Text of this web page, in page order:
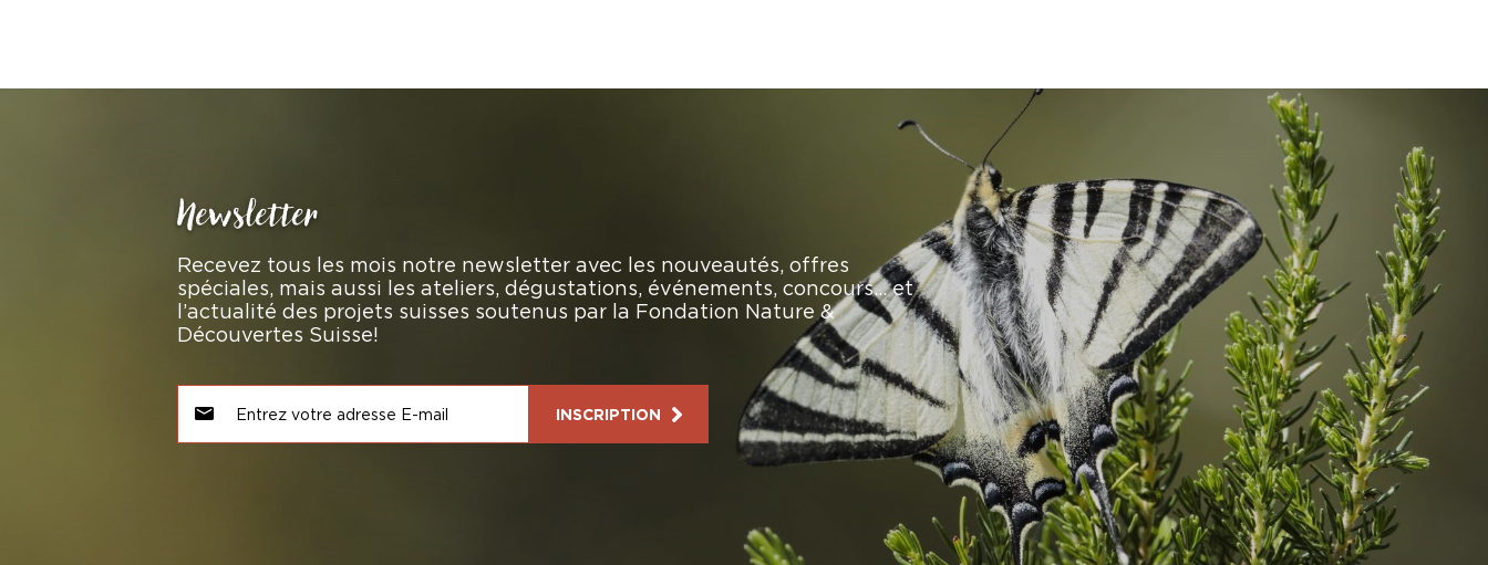
Newsletter
Recevez tous les mois notre newsletter avec les nouveautés, offres
spéciales, mais aussi les ateliers, dégustations, événements, concours… et
l’actualité des projets suisses soutenus par la Fondation Nature &
Découvertes Suisse!
INSCRIPTION